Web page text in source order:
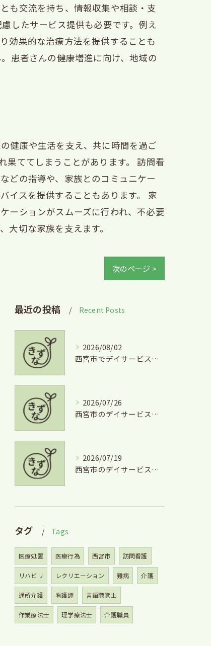
も交流を持ち、情報収集や相談・支
したサービス提供も必要です。例え
効果的な治療方法を提供することも
患者さんの健康増進に向け、地域の
健康や生活を支え、共に時間を過ご
果ててしまうことがあります。 訪問看
どの指導や、家族とのコミュニケー
イスを提供することもあります。 家
ーションがスムーズに行われ、不必要
切な家族を支えます。
次のページ >
最近の投稿 Recent Posts
2026/08/02
西宮市でデイサービスとグルメを両立できる兵庫県西宮市学文殿町の魅力
2026/07/26
西宮市のデイサービスを気軽に利用するための短時間利用や費用徹底ガイド
2026/07/19
西宮市のデイサービス利用と掃除の安心サポート徹底ガイド
タグ Tags
医療処置 医療行為 西宮市 訪問看護
リハビリ レクリエーション 難病 介護
通所介護 看護師 言語聴覚士
作業療法士 理学療法士 介護職員